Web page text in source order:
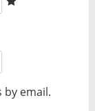
email.